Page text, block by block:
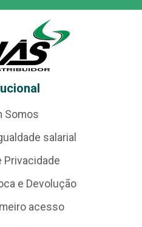
Somos
salarial
Privacidade
e Devolução
acesso